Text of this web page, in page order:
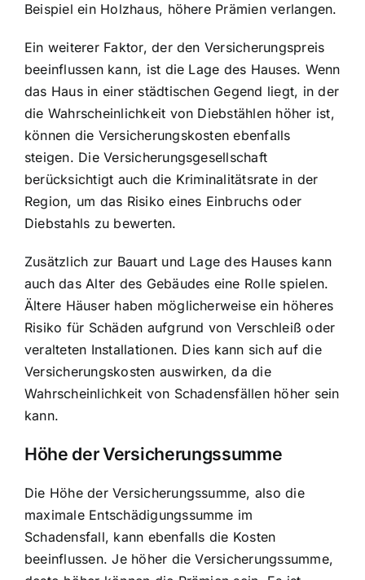
Beispiel ein Holzhaus, höhere Prämien verlangen.
Ein weiterer Faktor, der den Versicherungspreis
beeinflussen kann, ist die Lage des Hauses. Wenn
das Haus in einer städtischen Gegend liegt, in der
die Wahrscheinlichkeit von Diebstählen höher ist,
können die Versicherungskosten ebenfalls
steigen. Die Versicherungsgesellschaft
berücksichtigt auch die Kriminalitätsrate in der
Region, um das Risiko eines Einbruchs oder
Diebstahls zu bewerten.
Zusätzlich zur Bauart und Lage des Hauses kann
auch das Alter des Gebäudes eine Rolle spielen.
Ältere Häuser haben möglicherweise ein höheres
Risiko für Schäden aufgrund von Verschleiß oder
veralteten Installationen. Dies kann sich auf die
Versicherungskosten auswirken, da die
Wahrscheinlichkeit von Schadensfällen höher sein
kann.
Höhe der Versicherungssumme
Die Höhe derVersicherungssumme, also die
maximale Entschädigungssumme im
Schadensfall, kann ebenfalls die Kosten
beeinflussen. Je höher die Versicherungssumme,